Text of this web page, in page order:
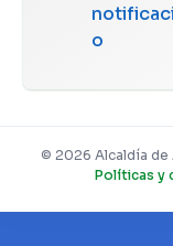
o
© 2026 Alcaldía de
Políticas y